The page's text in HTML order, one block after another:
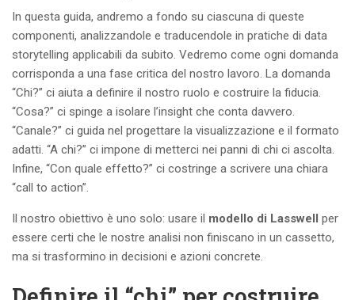
In questa guida, andremo a fondo su ciascuna di queste
componenti, analizzandole e traducendole in pratiche di data
storytelling applicabili da subito. Vedremo come ogni domanda
corrisponda a una fase critica del nostro lavoro. La domanda
“Chi?” ci aiuta a definire il nostro ruolo e costruire la fiducia.
“Cosa?” ci spinge a isolare l’insight che conta davvero.
“Canale?” ci guida nel progettare la visualizzazione e il formato
adatti. “A chi?” ci impone di metterci nei panni di chi ci ascolta.
Infine, “Con quale effetto?” ci costringe a scrivere una chiara
“call to action”.
Il nostro obiettivo è uno solo: usare il modello di Lasswell per
essere certi che le nostre analisi non finiscano in un cassetto,
ma si trasformino in decisioni e azioni concrete.